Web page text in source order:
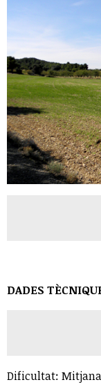
DADES
Dificultat: